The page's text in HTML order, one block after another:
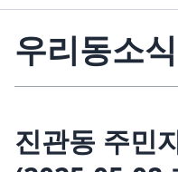
우리동소식
진관동 주민